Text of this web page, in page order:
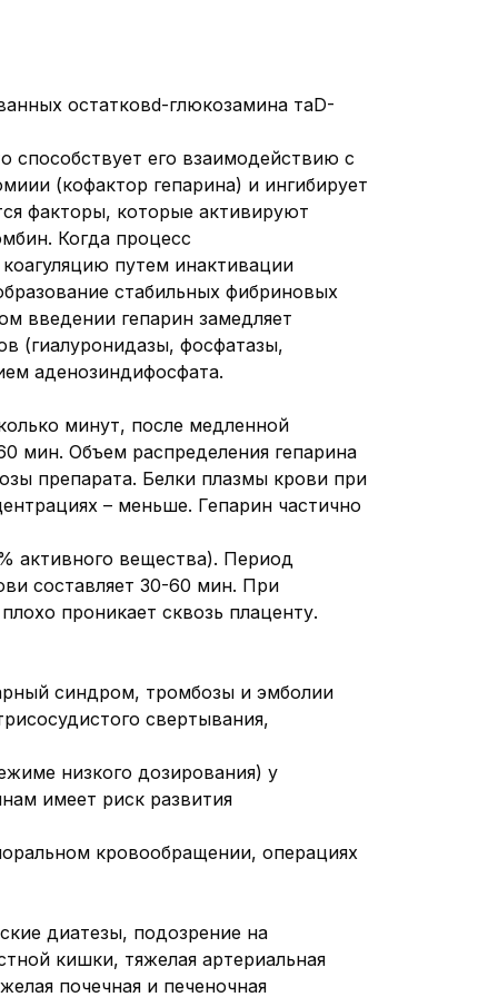
остатковd-глюкозамина таD-
способствует его взаимодействию с
(кофактор гепарина) и ингибирует
факторы, которые активируют
Когда процесс
путем инактивации
стабильных фибриновых
введении гепарин замедляет
(гиалуронидазы, фосфатазы,
аденозиндифосфата.
минут, после медленной
мин. Объем распределения гепарина
препарата. Белки плазмы крови при
– меньше. Гепарин частично
активного вещества). Период
составляет 30-60 мин. При
проникает сквозь плаценту.
синдром, тромбозы и эмболии
свертывания,
низкого дозирования) у
имеет риск развития
кровообращении, операциях
диатезы, подозрение на
кишки, тяжелая артериальная
почечная и печеночная